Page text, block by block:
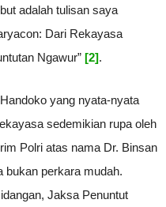
adalah tulisan saya
Dari Rekayasa
Ngawur” [2].
yang nyata-nyata
sedemikian rupa oleh
Polri atas nama Dr. Binsan
bukan perkara mudah.
Jaksa Penuntut